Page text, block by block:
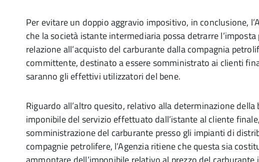
Per evitare un doppio aggravio impositivo, in conclusione,
che la società istante intermediaria possa detrarre l’imposta
relazione all’acquisto del carburante dalla compagnia
committente, destinato a essere somministrato ai clienti
saranno gli effettivi utilizzatori del bene.
Riguardo all’altro quesito, relativo alla determinazione della
imponibile del servizio effettuato dall’istante al cliente
somministrazione del carburante presso gli impianti di
compagnie petrolifere, l’Agenzia ritiene che questa sia